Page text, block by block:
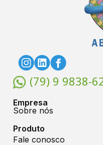
(79) 9 9838-
Empresa
Sobre nós
Produto
Fale conosco